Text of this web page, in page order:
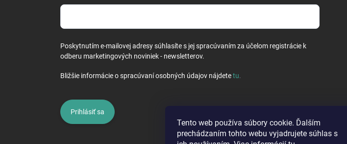
Tento web používa súbory cookie. Ďalším
prechádzaním tohto webu vyjadrujete súhlas s
Poskytnutím e-mailovej adresy súhlasíte s jej spracúvaním za účelom registrácie k
odberu marketingových noviniek - newsletterov.
Bližšie informácie o spracúvaní osobných údajov nájdetetu.
Prihlásiť sa